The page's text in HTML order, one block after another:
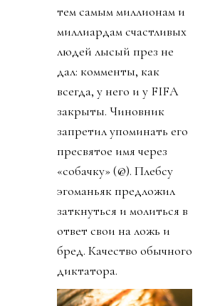
тем самым миллионам и
миллиардам счастливых
людей лысый през не
дал: комменты, как
всегда, у него и у FIFA
закрыты. Чиновник
запретил упоминать его
пресвятое имя через
«собачку» (@). Плебсу
эгоманьяк предложил
заткнуться и молиться в
ответ свои на ложь и
бред. Качество обычного
диктатора.